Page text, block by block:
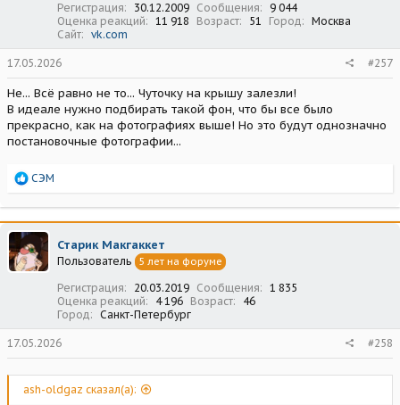
Регистрация 30.12.2009 Сообщения
9 044
Оценка реакций
11 918 Возраст 51 Город
Москва
Сайт
vk.com
17.05.2026 #257
Не... Всё равно не то... Чуточку на крышу залезли!
В идеале нужно подбирать такой фон, что бы все было
прекрасно, как на фотографиях выше! Но это будут однозначно
постановочные фотографии...
Р
а
к
ц
и
и
СЭМ
Старик Макгаккет
Пользователь 5 лет на форуме
Регистрация 20.03.2019 Сообщения
1 835
Оценка реакций
4 196 Возраст
46
Город
Санкт-Петербург
17.05.2026 #258
ash-oldgaz сказал(а):